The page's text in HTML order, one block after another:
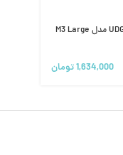
فایل روتاری بلو UDG/Bondent مدل M3 Large
1,634,000تومان